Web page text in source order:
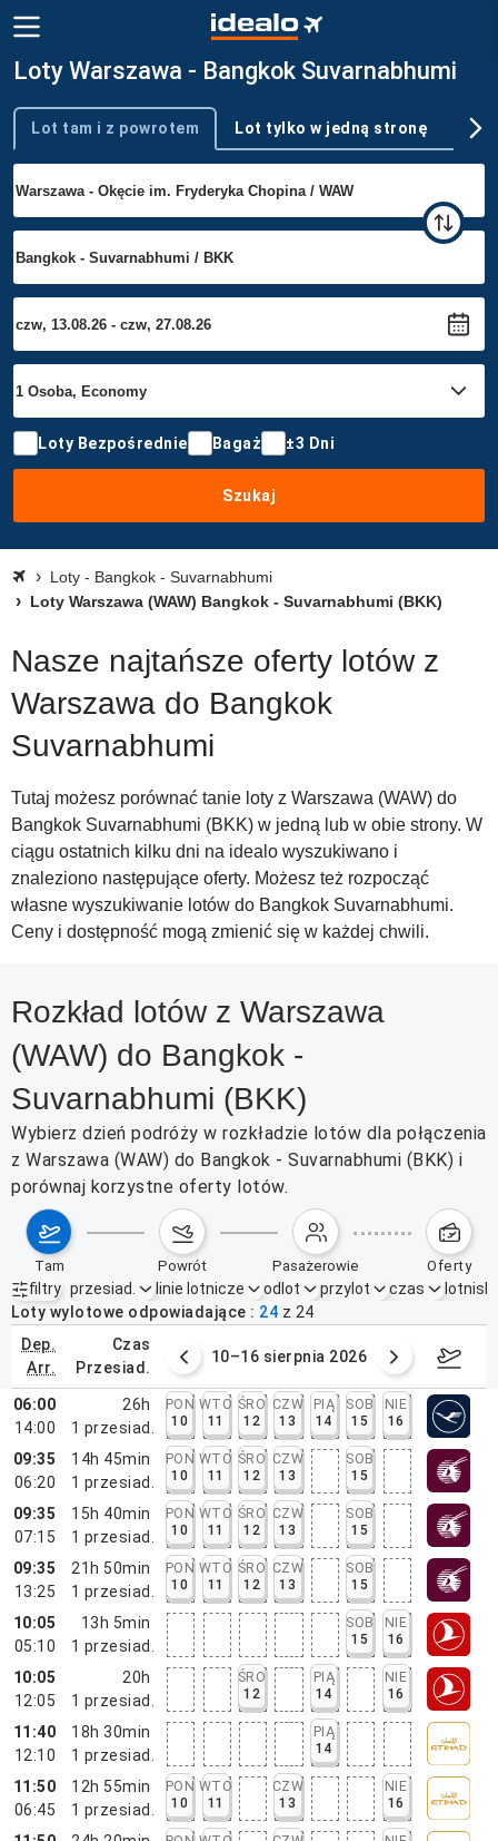
Loty Warszawa - Bangkok Suvarnabhumi
Typ podróży
Lot tam i z powrotem Lot tylko w jedną stronę
Loty Bezpośrednie Bagaż ±3 Dni
Szukaj
Loty - Bangkok - Suvarnabhumi
Loty Warszawa (WAW) Bangkok - Suvarnabhumi (BKK)
Nasze najtańsze oferty lotów z
Warszawa do Bangkok
Suvarnabhumi
Tutaj możesz porównać tanie loty z Warszawa (WAW) do
Bangkok Suvarnabhumi (BKK) w jedną lub w obie strony. W
ciągu ostatnich kilku dni na idealo wyszukiwano i
znaleziono następujące oferty. Możesz też rozpocząć
własne wyszukiwanie lotów do Bangkok Suvarnabhumi.
Ceny i dostępność mogą zmienić się w każdej chwili.
Rozkład lotów z Warszawa
(WAW) do Bangkok -
Suvarnabhumi (BKK)
Wybierz dzień podróży w rozkładzie lotów dla połączenia
z Warszawa (WAW) do Bangkok - Suvarnabhumi (BKK) i
porównaj korzystne oferty lotów.
tam powrót pasażerowie oferty
filtry
Aktywne filtry brak
przesiad. linie lotnicze odlot przylot czas
Loty wylotowe odpowiadające
24 z 24
dep.
arr.
czas
przesiad.
sierpnia 2026 10–16 sierpnia 2026
06:00
14:00
26h
1 przesiad.
PON
10
WTO
11
ŚRO
12
CZW
13
PIĄ
14
SOB
15
NIE
16
09:35
06:20
14h 45min
1 przesiad.
PON
10
WTO
11
ŚRO
12
CZW
13
SOB
15
09:35
07:15
15h 40min
1 przesiad.
PON
10
WTO
11
ŚRO
12
CZW
13
SOB
15
09:35
13:25
21h 50min
1 przesiad.
PON
10
WTO
11
ŚRO
12
CZW
13
SOB
15
10:05
05:10
13h 5min
1 przesiad.
SOB
15
NIE
16
10:05
12:05
20h
1 przesiad.
ŚRO
12
PIĄ
14
NIE
16
11:40
12:10
18h 30min
1 przesiad.
PIĄ
14
11:50
06:45
12h 55min
1 przesiad.
PON
10
WTO
11
CZW
13
NIE
16